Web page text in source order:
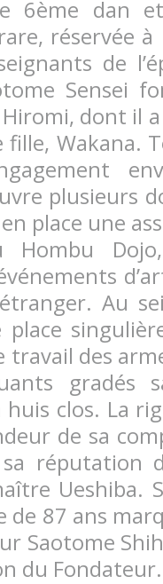
6ème dan
réservée
de
Sensei
dont il
fille, Wakana.
plusieurs
place une
Hombu
Au
place
travail des
gradés
clos. La
de sa
réputation
Ueshiba.
de 87 ans
Saotome
du Fondateur.